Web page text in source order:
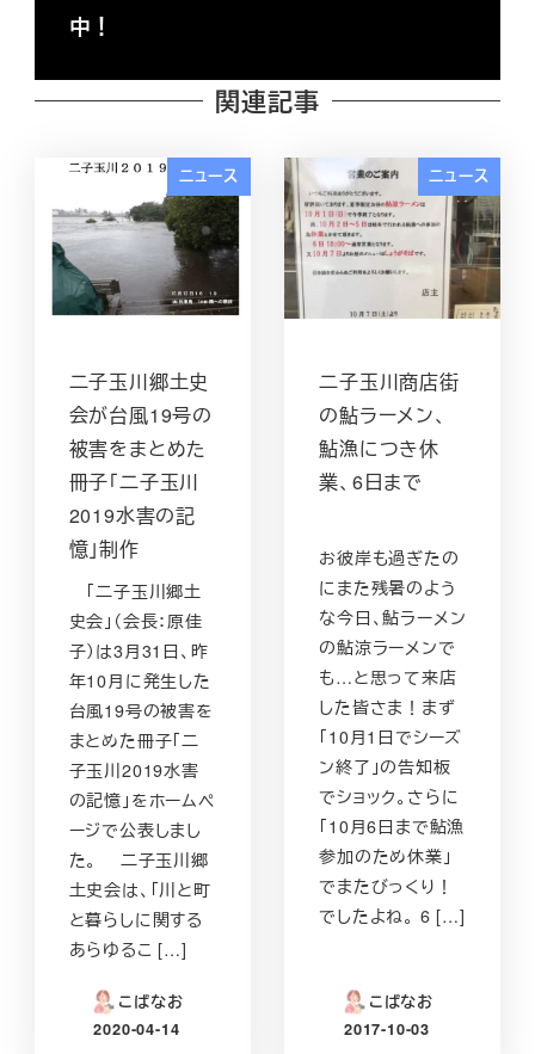
中！
関連記事
ニュース
二子玉川郷土史
会が台風19号の
被害をまとめた
冊子「二子玉川
2019水害の記
憶」制作
「二子玉川郷土
史会」（会長：原佳
子）は3月31日、昨
年10月に発生した
台風19号の被害を
まとめた冊子「二
子玉川2019水害
の記憶」をホームペ
ージで公表しまし
た。 二子玉川郷
土史会は、「川と町
と暮らしに関する
あらゆるこ […]
こばなお
投稿日
2020-04-14
ニュース
二子玉川商店街
の鮎ラーメン、
鮎漁につき休
業、6日まで
お彼岸も過ぎたの
にまた残暑のよう
な今日、鮎ラーメン
の鮎涼ラーメンで
も…と思って来店
した皆さま！まず
「10月1日でシーズ
ン終了」の告知板
でショック。さらに
「10月6日まで鮎漁
参加のため休業」
でまたびっくり！
でしたよね。 6 […]
こばなお
投稿日
2017-10-03